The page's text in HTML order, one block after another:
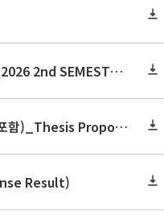
2026학년도 2학기 보건대학원 강의시간표(revised 260803)(2026 2nd SEMESTER SNU GSPH TIMETABLE)
2026학년도 2학기 논문작성계획서 제출 안내(박사 초심 일정 포함)_Thesis Proposal
Result)